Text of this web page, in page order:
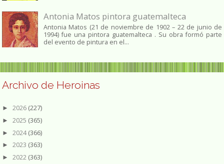
Antonia Matos pintora guatemalteca
Antonia Matos (21 de noviembre de 1902 – 22 de junio de
1994) fue una pintora guatemalteca . Su obra formó parte
del evento de pintura en el...
Archivo de Heroinas
► 2026 (227)
► 2025 (365)
► 2024(366)
► 2023 (363)
► 2022 (363)